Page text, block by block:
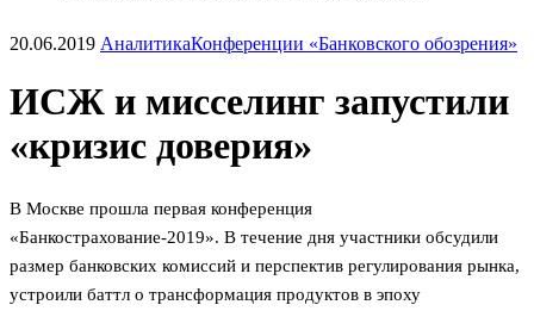
20.06.2019 АналитикаКонференции «Банковского обозрения»
ИСЖ и мисселинг запустили
«кризис доверия»
В Москве прошла первая конференция
«Банкострахование-2019». В течение дня участники обсудили
размер банковских комиссий и перспектив регулирования рынка,
устроили баттл о трансформация продуктов в эпоху